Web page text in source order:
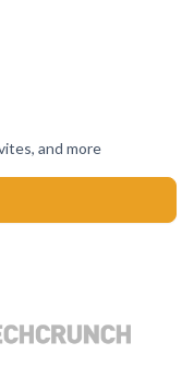
and more